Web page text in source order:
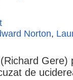
Norton,
Gere)
de